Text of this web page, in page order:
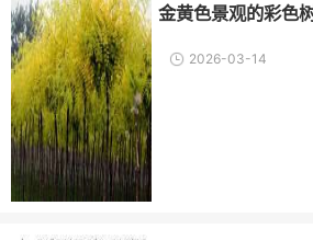
金黄色景观的彩色
2026-03-14